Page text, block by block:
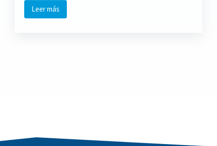
Leer más